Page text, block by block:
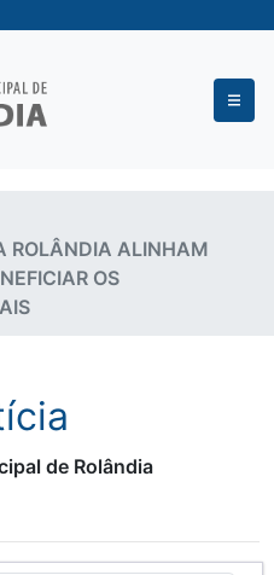
ROLÂNDIA ALINHAM
OS
de Rolândia